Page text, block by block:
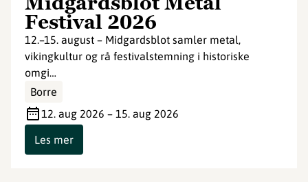
Festival 2026
12.–15. august – Midgardsblot samler metal,
vikingkultur og rå festivalstemning i historiske
omgi…
Borre
12. aug 2026 – 15. aug 2026
Les mer